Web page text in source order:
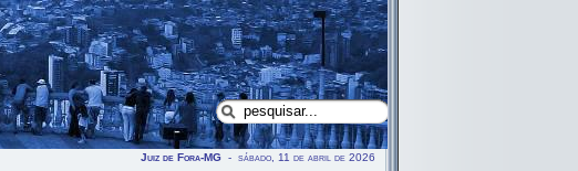
Juiz de Fora-MG - sábado, 11 de abril de 2026